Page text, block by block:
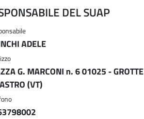
DEL SUAP
ADELE
G. MARCONI n. 6 01025 - GROTTE
(VT)